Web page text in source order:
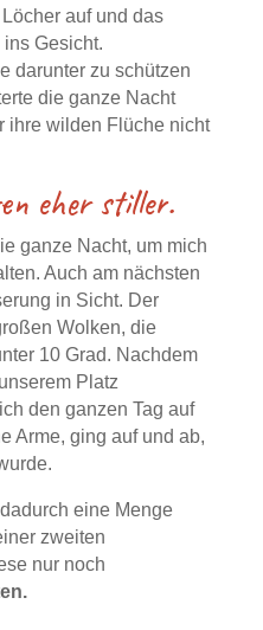
auf und das
Gesicht.
darunter zu schützen
die ganze Nacht
ihre wilden Flüche nicht
eher stiller.
ganze Nacht, um mich
Auch am nächsten
in Sicht. Der
Wolken, die
10 Grad. Nachdem
Platz
den ganzen Tag auf
Arme, ging auf und ab,
eine Menge
zweiten
nur noch